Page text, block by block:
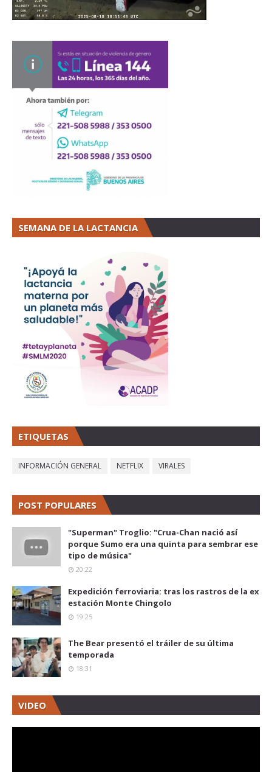
SEMANA DE LA LACTANCIA
ETIQUETAS
INFORMACIÓN GENERAL NETFLIX VIRALES
POST POPULARES
"Superman" Troglio: "Crua-Chan nació así
porque Sumo era una quinta para sembrar ese
tipo de música"
20:22
Expedición ferroviaria: tras los rastros de la ex
estación Monte Chingolo
19:25
The Bear presentó el tráiler de su última
temporada
18:31
VIDEO